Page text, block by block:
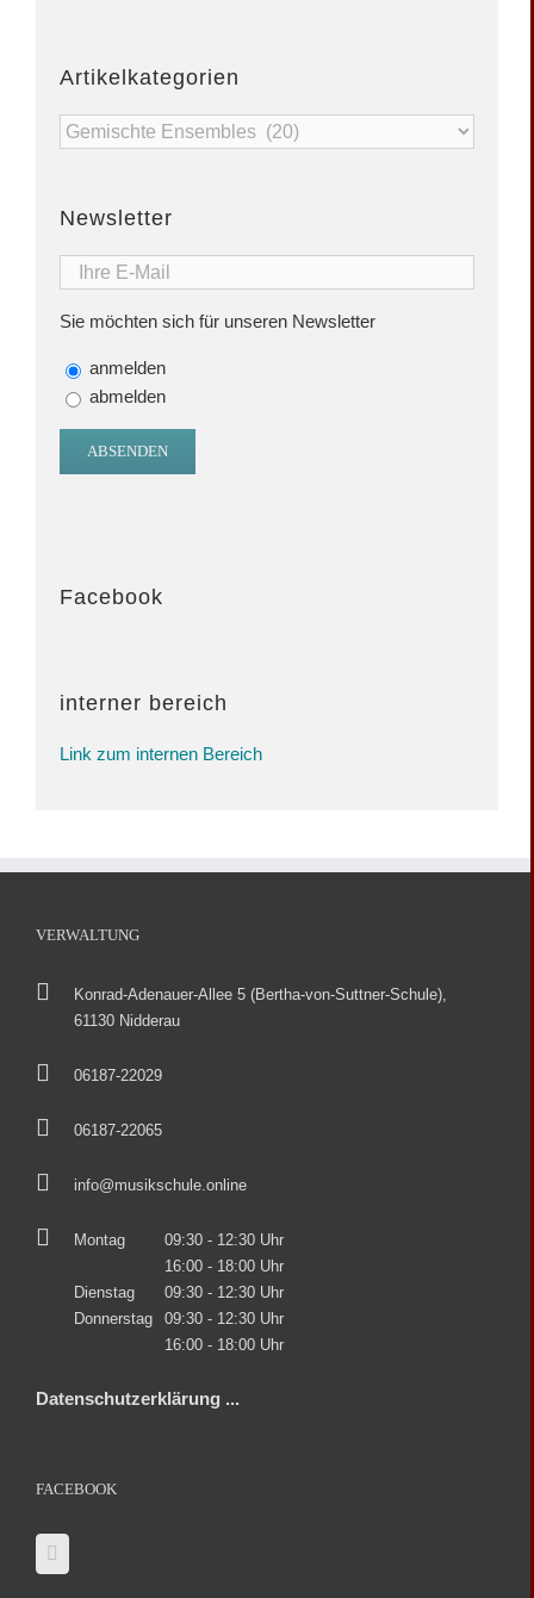
Artikelkategorien
Artikelkategorien
Newsletter
Sie möchten sich für unseren Newsletter
anmelden
abmelden
Facebook
interner bereich
Link zum internen Bereich
VERWALTUNG
Konrad-Adenauer-Allee 5 (Bertha-von-Suttner-Schule),
61130 Nidderau
06187-22029
06187-22065
info@musikschule.online
Montag
09:30 - 12:30 Uhr
16:00 - 18:00 Uhr
Dienstag
09:30 - 12:30 Uhr
Donnerstag
09:30 - 12:30 Uhr
16:00 - 18:00 Uhr
Datenschutzerklärung ...
FACEBOOK